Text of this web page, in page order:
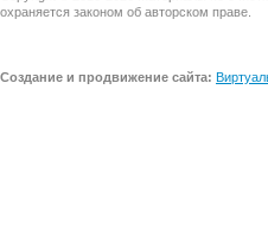
охраняется законом об авторском праве.
Создание и продвижение сайта: